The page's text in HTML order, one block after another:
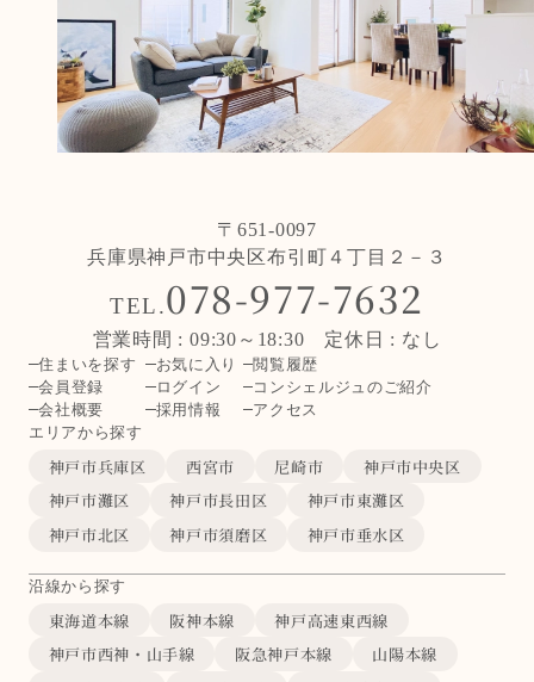
〒651-0097
兵庫県神戸市中央区布引町４丁目２－３
TEL.078-977-7632
営業時間 : 09:30～18:30 定休日 : なし
住まいを探す お気に入り
閲覧履歴
会員登録
ログイン
コンシェルジュのご紹介
会社概要
採用情報
アクセス
エリアから探す
神戸市兵庫区 西宮市 尼崎市
神戸市中央区
神戸市灘区
神戸市長田区
神戸市東灘区
神戸市北区
神戸市須磨区 神戸市垂水区
沿線から探す
東海道本線 阪神本線
神戸高速東西線
神戸市西神・山手線
阪急神戸本線
山陽本線